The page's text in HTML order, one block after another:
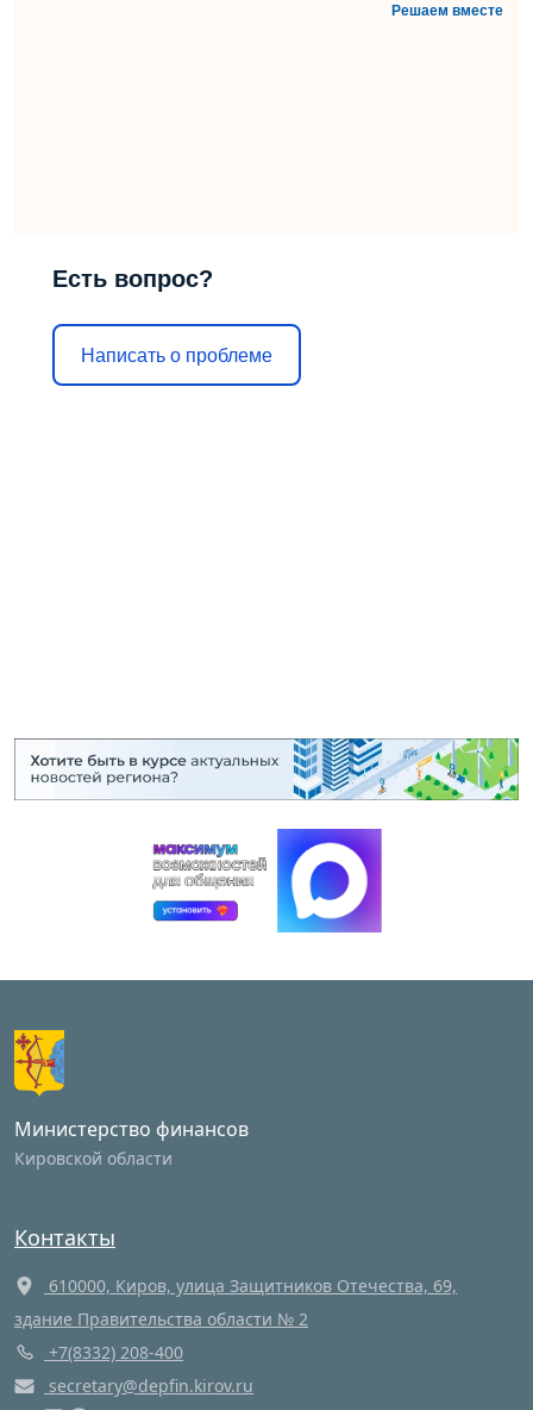
Решаем вместе
Есть вопрос?
Написать о проблеме
Министерство финансов
Кировской области
Контакты
610000, Киров, улица Защитников Отечества, 69,
здание Правительства области № 2
+7(8332) 208-400
secretary@depfin.kirov.ru